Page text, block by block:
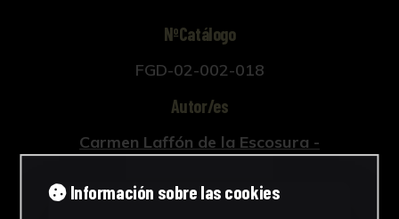
NºCatálogo
FGD-02-002-018
Autor/es
Carmen Laffón de la Escosura -
José Soto - Impresor/a
Información sobre las cookies